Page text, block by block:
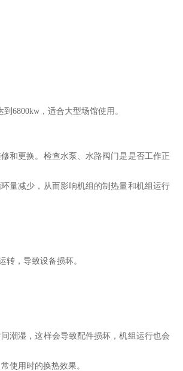
6800kw，适合大型场馆使用。
和更换。检查水泵、水路阀门是是否工作正
量减少，从而影响机组的制热量和机组运行
，导致设备损坏。
潮湿，这样会导致配件损坏，机组运行也会
使用时的换热效果。